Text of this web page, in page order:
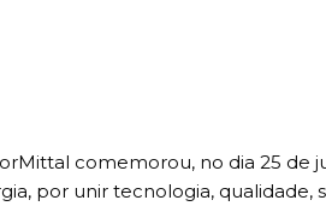
comemorou, no dia 25 de
por unir tecnologia,